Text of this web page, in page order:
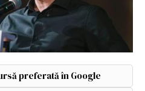
preferată în Google